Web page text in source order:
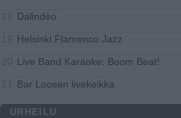
Dalindèo
Helsinki Flamenco Jazz
Live Band Karaoke: Boom Beat!
Bar Loosen livekeikka
URHEILU